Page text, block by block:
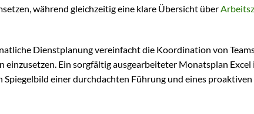
während gleichzeitig eine klare Übersicht über
Dienstplanung vereinfacht die Koordination von
Ein sorgfältig ausgearbeiteter Monatsplan
einer durchdachten Führung und eines proaktiven